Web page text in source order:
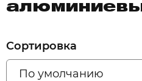
Сортировка
По умолчанию